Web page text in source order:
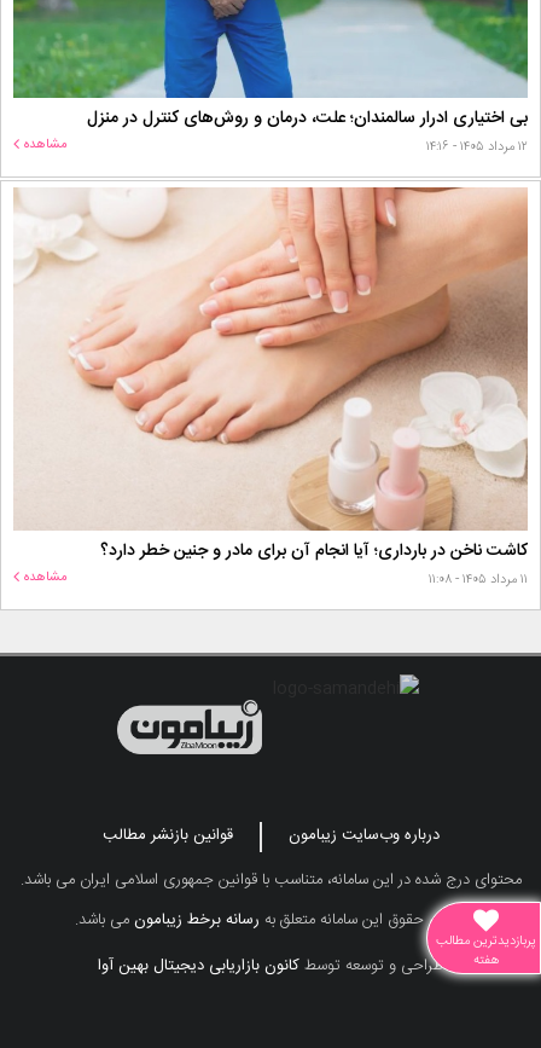
بی اختیاری ادرار سالمندان؛ علت، درمان و روش‌های کنترل در منزل
۱۲ مرداد ۱۴۰۵ - ۱۴:۱۶ مشاهده
کاشت ناخن در بارداری؛ آیا انجام آن برای مادر و جنین خطر دارد؟
۱۱ مرداد ۱۴۰۵ - ۱۱:۰۸ مشاهده
درباره وب‌سایت زیبامون
قوانین بازنشر مطالب
محتوای درج شده در این سامانه، متناسب با قوانین جمهوری اسلامی ایران می باشد.
تمامی حقوق این سامانه متعلق به رسانه برخط زیبامونمی باشد.
طراحی و توسعه توسطکانون بازاریابی دیجیتال بهین آوا
پربازدیدترین مطالب
هفته